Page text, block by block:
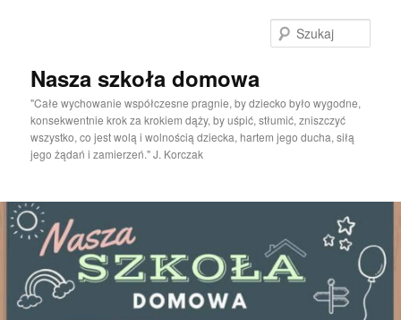
Nasza szkoła domowa
"Całe wychowanie współczesne pragnie, by dziecko było wygodne,
konsekwentnie krok za krokiem dąży, by uśpić, stłumić, zniszczyć
wszystko, co jest wolą i wolnością dziecka, hartem jego ducha, siłą
jego żądań i zamierzeń." J. Korczak